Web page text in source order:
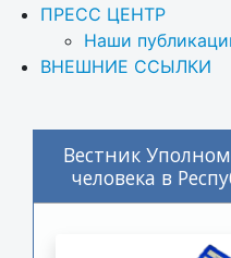
ПРЕСС ЦЕНТР
Наши
ВНЕШНИЕ ССЫЛКИ
Вестник
человека в